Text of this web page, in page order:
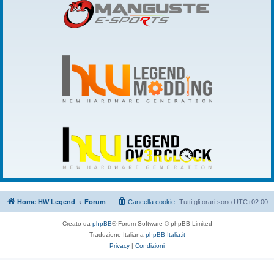
Home HW Legend Forum Tutti gli orari sono UTC+02:00
Cancella cookie
Creato da phpBB® Forum Software © phpBB Limited
Traduzione Italiana phpBB-Italia.it
Privacy | Condizioni